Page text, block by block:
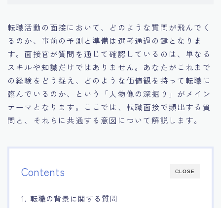
14.キャリアアップのための面接戦略
15.職場適応力をアピールする方法
16.エージェントと良好な関係を築く方法
17.面接でブランクを効果的に伝える方法
転職活動の面接において、どのような質問が飛んでく
るのか、事前の予測と準備は選考通過の鍵となりま
す。面接官が質問を通じて確認しているのは、単なる
スキルや知識だけではありません。あなたがこれまで
の経験をどう捉え、どのような価値観を持って転職に
臨んでいるのか、という「人物像の深掘り」がメイン
テーマとなります。ここでは、転職面接で頻出する質
問と、それらに共通する意図について解説します。
CLOSE
Contents
1. 転職の背景に関する質問